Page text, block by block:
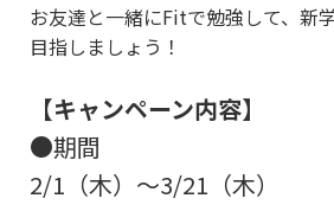
お友達と一緒にFitで勉強して、新
目指しましょう！
【キャンペーン内容】
●期間
2/1（木）～3/21（木）